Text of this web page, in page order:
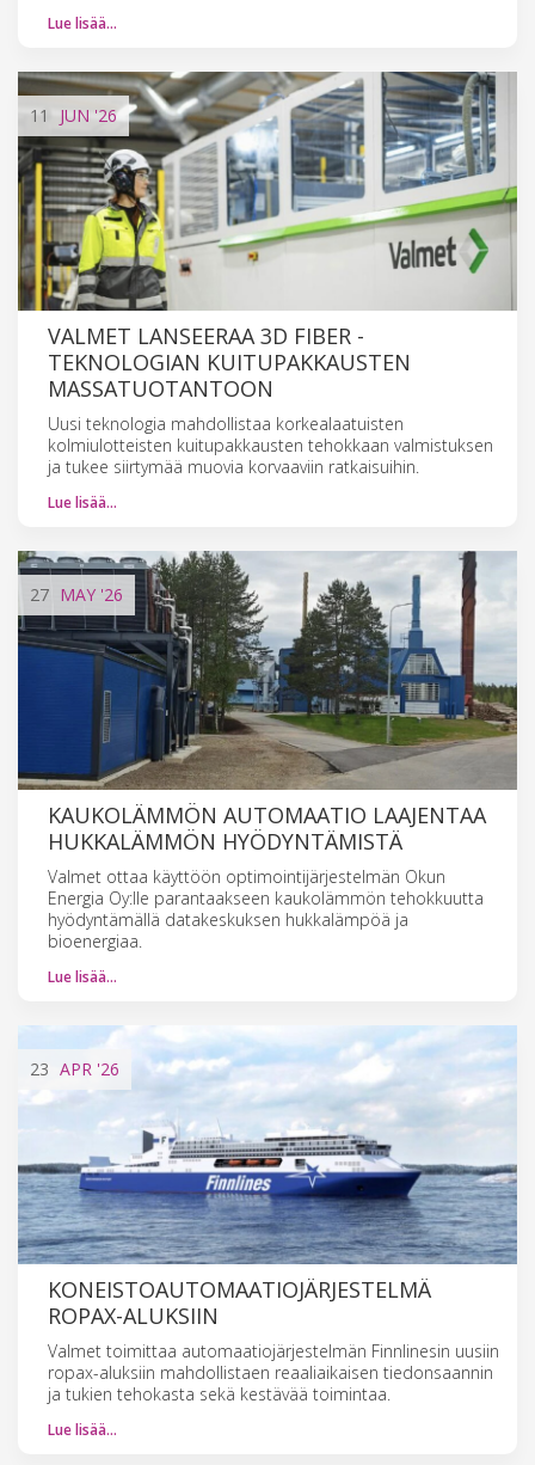
Lue lisää…
11 JUN '26
VALMET LANSEERAA 3D FIBER -
TEKNOLOGIAN KUITUPAKKAUSTEN
MASSATUOTANTOON
Uusi teknologia mahdollistaa korkealaatuisten
kolmiulotteisten kuitupakkausten tehokkaan valmistuksen
ja tukee siirtymää muovia korvaaviin ratkaisuihin.
Lue lisää…
27 MAY '26
KAUKOLÄMMÖN AUTOMAATIO LAAJENTAA
HUKKALÄMMÖN HYÖDYNTÄMISTÄ
Valmet ottaa käyttöön optimointijärjestelmän Okun
Energia Oy:lle parantaakseen kaukolämmön tehokkuutta
hyödyntämällä datakeskuksen hukkalämpöä ja
bioenergiaa.
Lue lisää…
23 APR '26
KONEISTOAUTOMAATIOJÄRJESTELMÄ
ROPAX-ALUKSIIN
Valmet toimittaa automaatiojärjestelmän Finnlinesin uusiin
ropax-aluksiin mahdollistaen reaaliaikaisen tiedonsaannin
ja tukien tehokasta sekä kestävää toimintaa.
Lue lisää…